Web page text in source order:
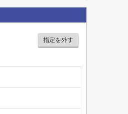
指定を外す